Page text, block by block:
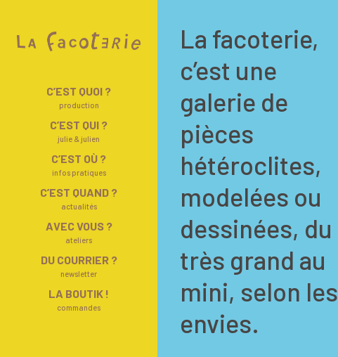
content
C’EST QUOI ?
production
C’EST QUI ?
julie & julien
C’EST OÙ ?
infos pratiques
C’EST QUAND ?
actualités
AVEC VOUS ?
ateliers
DU COURRIER ?
newsletter
LA BOUTIK !
commandes
La facoterie,
c’est une
galerie de
pièces
hétéroclites,
modelées ou
dessinées, du
très grand au
mini, selon les
envies.